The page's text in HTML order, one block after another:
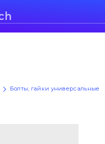
Болты, гайки универсальные